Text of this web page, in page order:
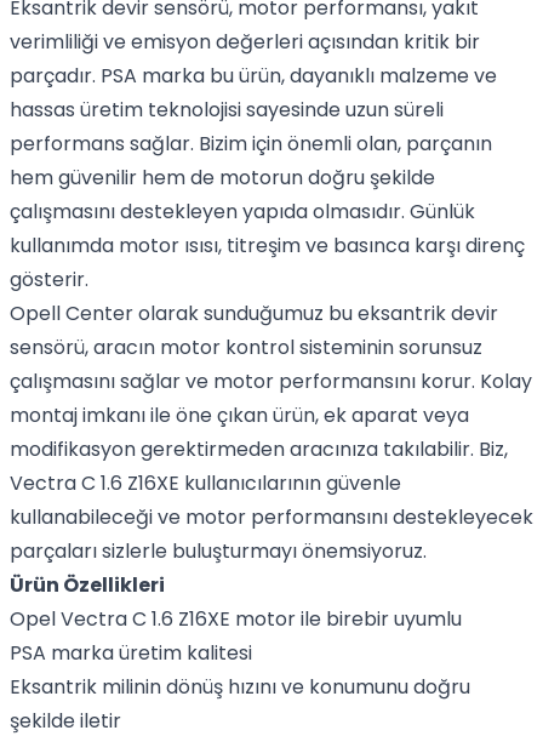
Eksantrik devir sensörü, motor performansı, yakıt
verimliliği ve emisyon değerleri açısından kritik bir
parçadır. PSA marka bu ürün, dayanıklı malzeme ve
hassas üretim teknolojisi sayesinde uzun süreli
performans sağlar. Bizim için önemli olan, parçanın
hem güvenilir hem de motorun doğru şekilde
çalışmasını destekleyen yapıda olmasıdır. Günlük
kullanımda motor ısısı, titreşim ve basınca karşı direnç
gösterir.
Opell Center olarak sunduğumuz bu eksantrik devir
sensörü, aracın motor kontrol sisteminin sorunsuz
çalışmasını sağlar ve motor performansını korur. Kolay
montaj imkanı ile öne çıkan ürün, ek aparat veya
modifikasyon gerektirmeden aracınıza takılabilir. Biz,
Vectra C 1.6 Z16XE kullanıcılarının güvenle
kullanabileceği ve motor performansını destekleyecek
parçaları sizlerle buluşturmayı önemsiyoruz.
Ürün Özellikleri
Opel Vectra C 1.6 Z16XE motor ile birebir uyumlu
PSA marka üretim kalitesi
Eksantrik milinin dönüş hızını ve konumunu doğru
şekilde iletir